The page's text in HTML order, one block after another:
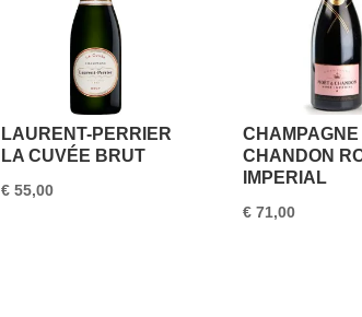
LAURENT-PERRIER
LA CUVÉE BRUT
€ 55,00
CHAMPAGNE
CHANDON
IMPERIAL
€ 71,00